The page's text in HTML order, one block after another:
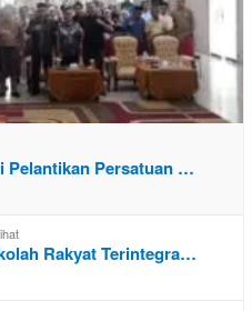
Pelantikan Persatuan …
Rakyat Terintegra…